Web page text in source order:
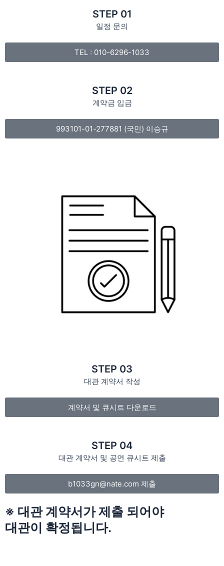
STEP 01
일정 문의
TEL : 010-6296-1033
STEP 02
계약금 입금
993101-01-277881 (국민) 이승규
STEP 03
대관 계약서 작성
계약서 및 큐시트 다운로드
STEP 04
대관 계약서 및 공연 큐시트 제출
b1033gn@nate.com 제출
※ 대관 계약서가 제출 되어야
대관이 확정됩니다.